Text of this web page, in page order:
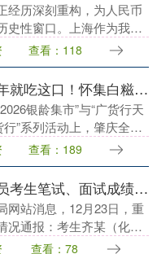
经历深刻重构，为人民币
史性窗口。上海作为我国
国际金融中心，其发展已
到功能升维的关键阶段。
，....
查看：118
三羊财务 过年就吃这口！怀集白糍火爆热销，手慢无！
银龄集市”与“广货行天
行”系列活动上，肇庆全季
来的怀集白糍成为市民追
多个白糍在半....
查看：189
策略盈 公务员考生笔试、面试成绩均第一最终落选？重庆市财政局通报
网站消息，12月23日，重
况通报：考生齐某（化
要求有较大差距，且档案
查看：78